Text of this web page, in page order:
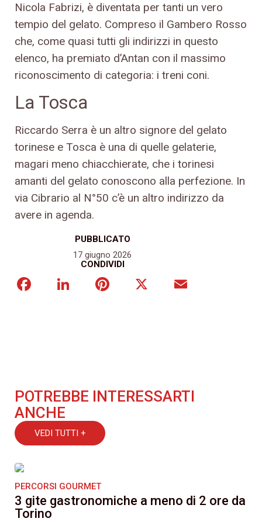
PUBBLICATO
17 giugno 2026
CONDIVIDI
FacebookLinkedInPinterest
Nicola Fabrizi, è diventata per tanti un vero
tempio del gelato. Compreso il Gambero Rosso
che, come quasi tutti gli indirizzi in questo
elenco, ha premiato d’Antan con il massimo
riconoscimento di categoria: i treni coni.
La Tosca
Riccardo Serra è un altro signore del gelato
torinese e Tosca è una di quelle gelaterie,
magari meno chiacchierate, che i torinesi
amanti del gelato conoscono alla perfezione. In
via Cibrario al N°50 c’è un altro indirizzo da
avere in agenda.
POTREBBE INTERESSARTI
ANCHE
VEDI TUTTI +
PERCORSI GOURMET
3 gite gastronomiche a meno di 2 ore da
Torino